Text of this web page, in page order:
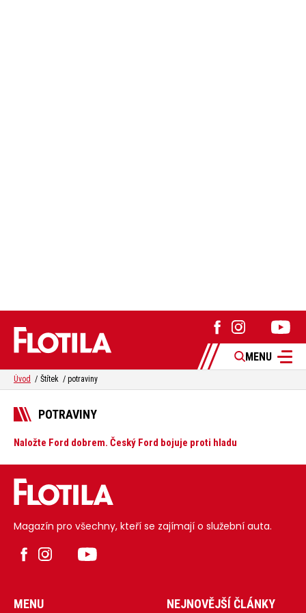
MENU
Úvod Štítek potraviny
POTRAVINY
Naložte Ford dobrem. Český Ford bojuje proti hladu
Magazín pro všechny, kteří se zajímají o služební auta.
MENU NEJNOVĚJŠÍ ČLÁNKY